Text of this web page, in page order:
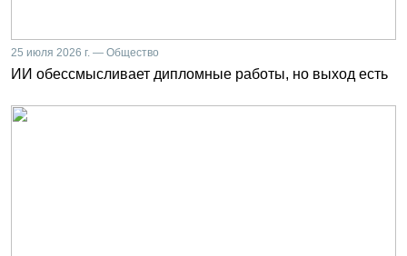
25 июля 2026 г. — Общество
ИИ обессмысливает дипломные работы, но выход есть